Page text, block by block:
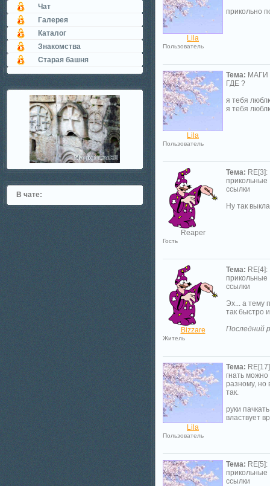
Чат
Галерея
Каталог
Знакомства
Старая башня
В чате:
Lila
Пользователь
прикольно
Lila
Пользователь
Тема:
ГДЕ ?
я тебя
я тебя
Reaper
Гость
Тема: RE[3]:
прикольные
ссылки
Ну так
Bizzare
Житель
Тема: RE[4]:
прикольные
ссылки
Эх... а тему
так быстро
Последний
Lila
Пользователь
Тема:
гнать можно
разному, но
так.
руки
властвует
Тема: RE[5]:
прикольные
ссылки